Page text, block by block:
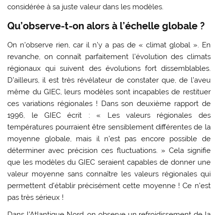
considérée à sa juste valeur dans les modèles.
Qu’observe-t-on alors à l’échelle globale ?
On n’observe rien, car il n’y a pas de « climat global ». En
revanche, on connaît parfaitement l’évolution des climats
régionaux qui suivent des évolutions fort dissemblables.
D’ailleurs, il est très révélateur de constater que, de l’aveu
même du GIEC, leurs modèles sont incapables de restituer
ces variations régionales ! Dans son deuxième rapport de
1996, le GIEC écrit : « Les valeurs régionales des
températures pourraient être sensiblement différentes de la
moyenne globale, mais il n’est pas encore possible de
déterminer avec précision ces fluctuations. » Cela signifie
que les modèles du GIEC seraient capables de donner une
valeur moyenne sans connaître les valeurs régionales qui
permettent d’établir précisément cette moyenne ! Ce n’est
pas très sérieux !